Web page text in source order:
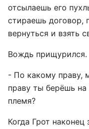
отсылаешь его
стираешь договор,
вернуться и взять
Вождь прищурился.
- По какому праву,
праву ты берёшь на
племя?
Когда Грот наконец